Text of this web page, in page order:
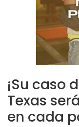
¡Su caso
Texas
en cada